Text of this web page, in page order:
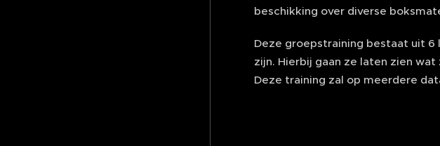
beschikking over diverse
Deze groepstraining bestaat uit 6
zijn. Hierbij gaan ze laten zien
Deze training zal op meerdere